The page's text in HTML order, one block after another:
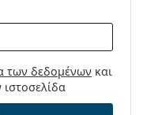
των δεδομένων και